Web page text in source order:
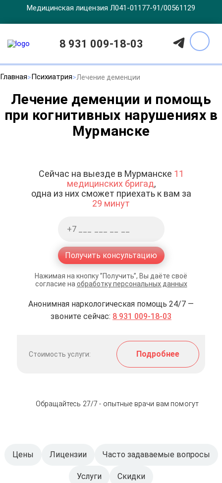
Медицинская лицензия Л041-01177-91/00561129
8 931 009-18-03
Главная Психиатрия Лечение деменции
Лечение деменции и помощь
при когнитивных нарушениях в
Мурманске
Сейчас на выезде в Мурманске 11
медицинских бригад,
одна из них сможет приехать к вам за
29 минут
Получить консультацию
Нажимая на кнопку ”Получить”, Вы даёте своё
согласие на обработку персональных данных
Анонимная наркологическая помощь 24/7 —
звоните сейчас: 8 931 009-18-03
Стоимость услуги: Подробнее
Обращайтесь 27/7 - опытные врачи вам помогут
Цены Лицензии Часто задаваемые вопросы
Услуги Скидки